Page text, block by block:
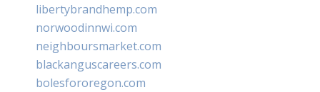
libertybrandhemp.com
norwoodinnwi.com
neighboursmarket.com
blackanguscareers.com
bolesfororegon.com